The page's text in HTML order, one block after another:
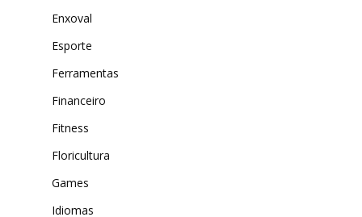
Enxoval
Esporte
Ferramentas
Financeiro
Fitness
Floricultura
Games
Idiomas